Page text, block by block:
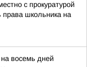
с прокуратурой
права школьника на
восемь дней